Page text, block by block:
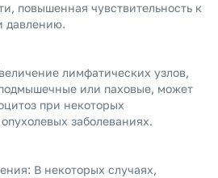
повышенная чувствительность к
давлению.
лимфатических узлов,
или паховые, может
при некоторых
заболеваниях.
В некоторых случаях,